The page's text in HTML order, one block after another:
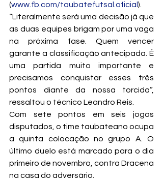
(www.fb.com/taubatefutsal.oficial ).
“Literalmente será uma decisão já que
as duas equipes brigam por uma vaga
na próxima fase. Quem vencer
garante a classificação antecipada. É
uma partida muito importante e
precisamos conquistar esses três
pontos diante da nossa torcida”,
ressaltou o técnico Leandro Reis.
Com sete pontos em seis jogos
disputados, o time taubateano ocupa
a quinta colocação no grupo A. O
último duelo está marcado para o dia
primeiro de novembro, contra Dracena
na casa do adversário.